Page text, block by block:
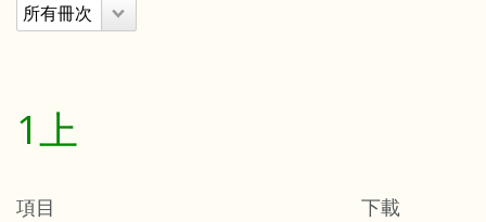
1上
項目 下載